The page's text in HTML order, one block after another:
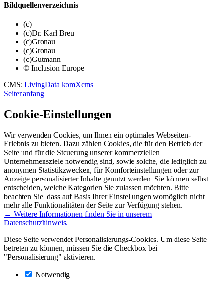
Bildquellenverzeichnis
(c)
(c)Dr. Karl Breu
(c)Gronau
(c)Gronau
(c)Gutmann
© Inclusion Europe
CMS: LivingData komXcms
Seitenanfang
Cookie-Einstellungen
Wir verwenden Cookies, um Ihnen ein optimales Webseiten-
Erlebnis zu bieten. Dazu zählen Cookies, die für den Betrieb der
Seite und für die Steuerung unserer kommerziellen
Unternehmensziele notwendig sind, sowie solche, die lediglich zu
anonymen Statistikzwecken, für Komforteinstellungen oder zur
Anzeige personalisierter Inhalte genutzt werden. Sie können selbst
entscheiden, welche Kategorien Sie zulassen möchten. Bitte
beachten Sie, dass auf Basis Ihrer Einstellungen womöglich nicht
mehr alle Funktionalitäten der Seite zur Verfügung stehen.
→ Weitere Informationen finden Sie in unserem
Datenschutzhinweis.
Diese Seite verwendet Personalisierungs-Cookies. Um diese Seite
betreten zu können, müssen Sie die Checkbox bei
"Personalisierung" aktivieren.
Notwendig